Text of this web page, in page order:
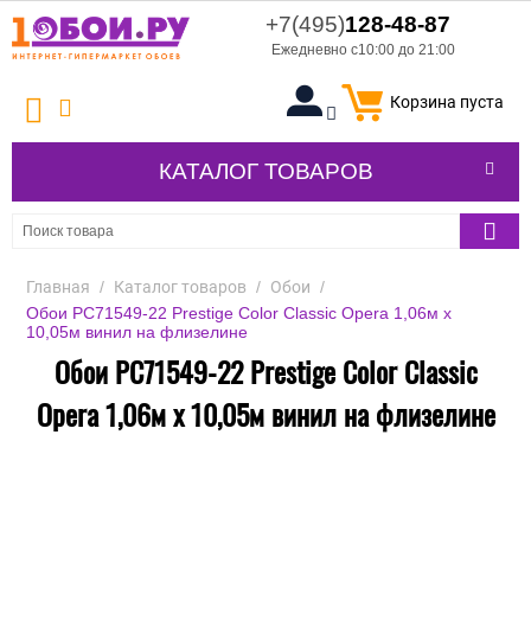
+7(495)128-48-87
Ежедневно с10:00 до 21:00
Корзина пуста
КАТАЛОГ ТОВАРОВ
Главная / Каталог товаров / Обои /
Обои PC71549-22 Prestige Color Classic Opera 1,06м х
10,05м винил на флизелине
Обои PC71549-22 Prestige Color Classic
Opera 1,06м х 10,05м винил на флизелине